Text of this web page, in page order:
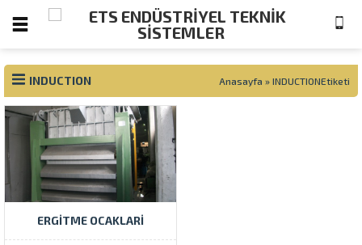
INDUCTION Anasayfa » INDUCTIONEtiketi
ERGITME OCAKLARI